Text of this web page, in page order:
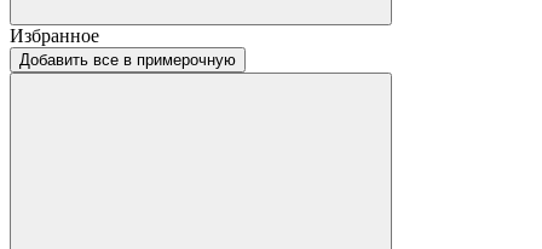
Избранное
Добавить все в примерочную